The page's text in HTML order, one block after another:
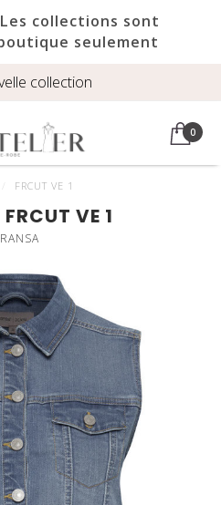
-Les collections sont
seulement
collection
0
FRCUT VE 1
VE 1